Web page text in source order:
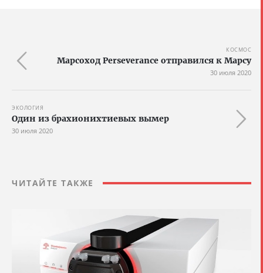
КОСМОС
Марсоход Perseverance отправился к Марсу
30 июля 2020
ЭКОЛОГИЯ
Один из брахионихтиевых вымер
30 июля 2020
ЧИТАЙТЕ ТАКЖЕ